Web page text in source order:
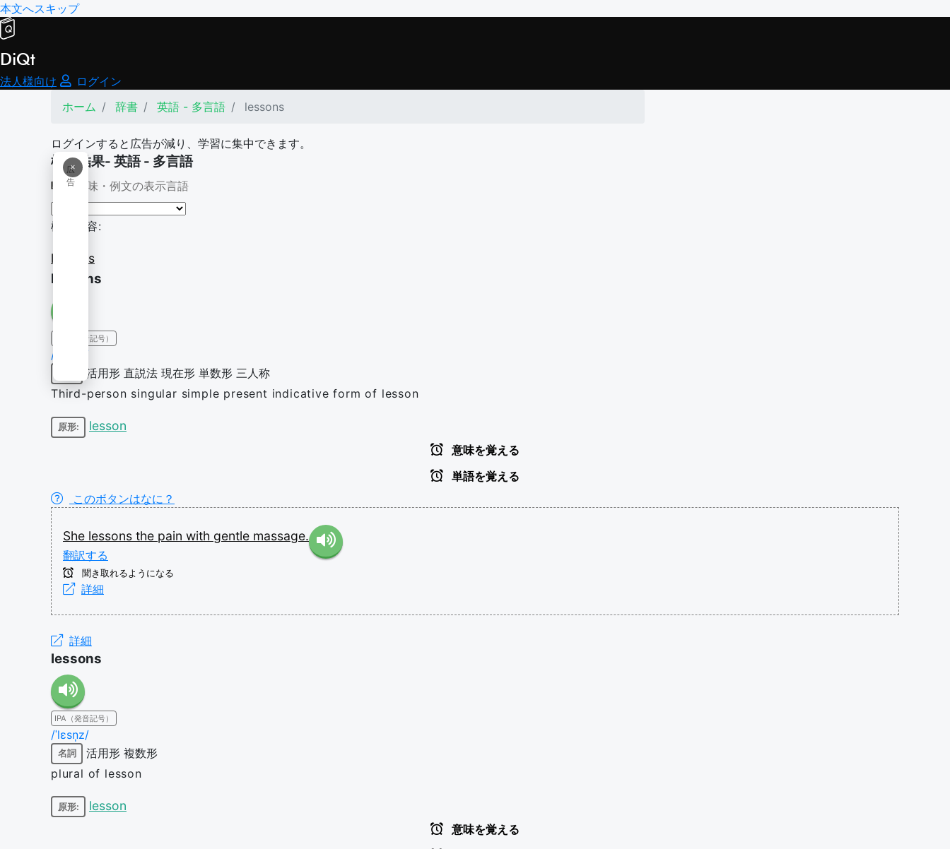
本文へスキップ
DiQt
法人様向け
ログイン
ホーム
辞書 英語 - 多言語 lessons
ログインすると広告が減り、学習に集中できます。
×
広
告
検索結果- 英語 - 多言語
意味・例文の表示言語
検索内容:
lessons
lessons
IPA（発音記号）
/ˈlɛsn̩z/
活用形 直説法 現在形 単数形 三人称
Third-person singular simple present indicative form of lesson
原形: lesson
意味を覚える
単語を覚える
このボタンはなに？
She lessons the pain with gentle massage.
翻訳する
聞き取れるようになる
詳細
詳細
lessons
IPA（発音記号）
/ˈlɛsn̩z/
名詞 活用形 複数形
plural of lesson
原形: lesson
意味を覚える